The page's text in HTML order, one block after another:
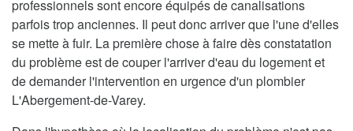
professionnels sont encore équipés de canalisations
parfois trop anciennes. Il peut donc arriver que l'une d'elles
se mette à fuir. La première chose à faire dès constatation
du problème est de couper l'arriver d'eau du logement et
de demander l'intervention en urgence d'un plombier
L'Abergement-de-Varey.